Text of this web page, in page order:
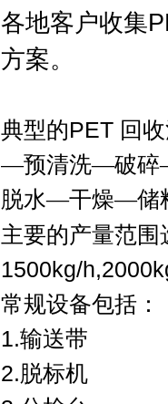
各地客户收集
方案。
典型的PET 回
—预清洗—破
脱水—干燥—储
主要的产量范
1500kg/
常规设备包括：
1.输送带
2.脱标机